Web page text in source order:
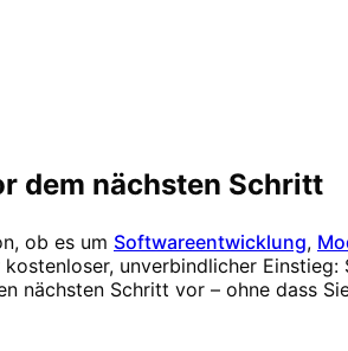
dem nächsten Schritt
ob es um Softwareentwicklung,
unverbindlicher
nächsten Schritt vor – ohne dass